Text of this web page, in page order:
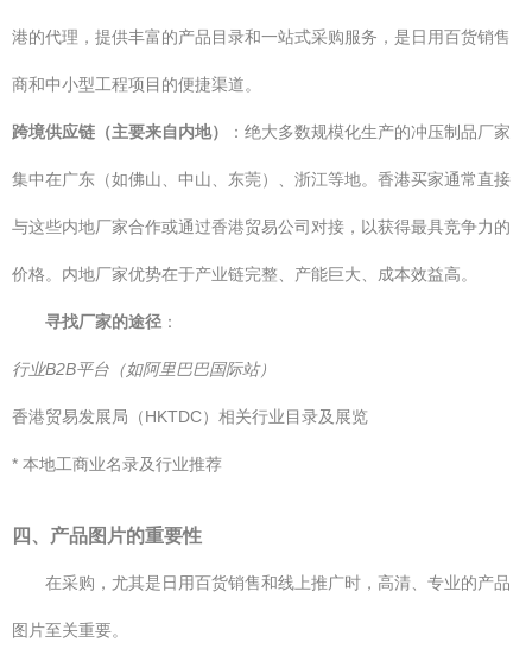
港的代理，提供丰富的产品目录和一站式采购服务，是日用百货销售
商和中小型工程项目的便捷渠道。
跨境供应链（主要来自内地） ：绝大多数规模化生产的冲压制品厂家
集中在广东（如佛山、中山、东莞）、浙江等地。香港买家通常直接
与这些内地厂家合作或通过香港贸易公司对接，以获得最具竞争力的
价格。内地厂家优势在于产业链完整、产能巨大、成本效益高。
寻找厂家的途径 ：
行业B2B平台（如阿里巴巴国际站）
香港贸易发展局（HKTDC）相关行业目录及展览
* 本地工商业名录及行业推荐
四、产品图片的重要性
在采购，尤其是日用百货销售和线上推广时，高清、专业的产品
图片至关重要。